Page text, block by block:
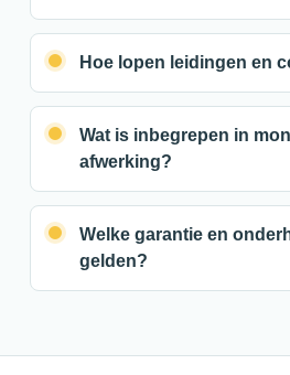
Hoe lopen leidingen en
Wat is inbegrepen in
afwerking?
Welke garantie en
gelden?